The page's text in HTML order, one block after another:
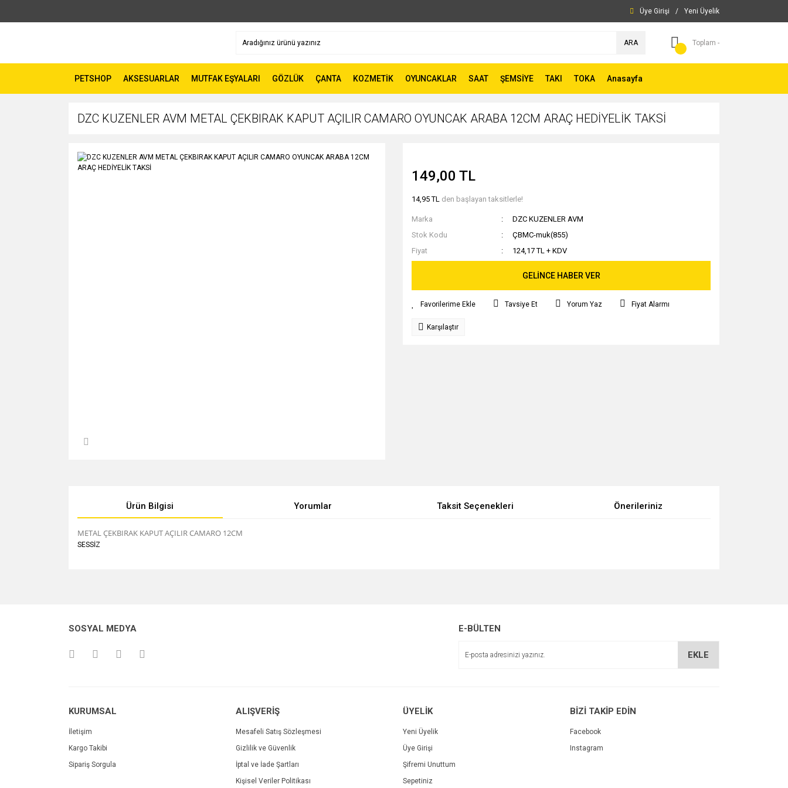
Üye Girişi / Yeni Üyelik
ARA Toplam -
PETSHOP AKSESUARLAR MUTFAK EŞYALARI GÖZLÜK ÇANTA KOZMETİK OYUNCAKLAR SAAT ŞEMSİYE TAKI TOKA Anasayfa
DZC KUZENLER AVM METAL ÇEKBIRAK KAPUT AÇILIR CAMARO OYUNCAK ARABA 12CM ARAÇ HEDİYELİK TAKSİ
149,00 TL
14,95 TL den başlayan taksitlerle!
Marka
DZC KUZENLER AVM
Stok Kodu
ÇBMC-muk(855)
Fiyat
124,17 TL + KDV
GELİNCE HABER VER
Tavsiye Et Yorum Yaz Fiyat Alarmı
Karşılaştır
Ürün Bilgisi Yorumlar Taksit Seçenekleri Önerileriniz
METAL ÇEKBIRAK KAPUT AÇILIR CAMARO 12CM
SESSİZ
Ürün açıklamasında eksik bilgiler bulunuyor.
SOSYAL MEDYA E-BÜLTEN
EKLE
KURUMSAL
İletişim
Kargo Takibi
Sipariş Sorgula
ALIŞVERİŞ
Mesafeli Satış Sözleşmesi
Gizlilik ve Güvenlik
İptal ve İade Şartları
Kişisel Veriler Politikası
ÜYELİK
Yeni Üyelik
Üye Girişi
Şifremi Unuttum
Sepetiniz
BİZİ TAKİP EDİN
Facebook
Instagram